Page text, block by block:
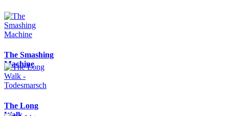
The Smashing
Machine
The Long